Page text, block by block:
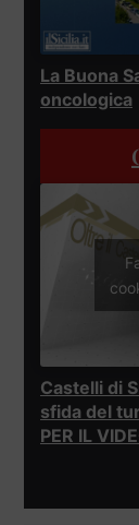
La Buona
oncologica
Castelli di
sfida del
PER IL